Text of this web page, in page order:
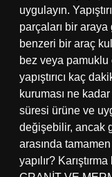
uygulayın.
parçaları bir
benzeri bir araç
bez veya
yapıştırıcı kaç
kuruması ne
süresi ürüne ve
değişebilir, ancak
arasında tamamen
yapılır?